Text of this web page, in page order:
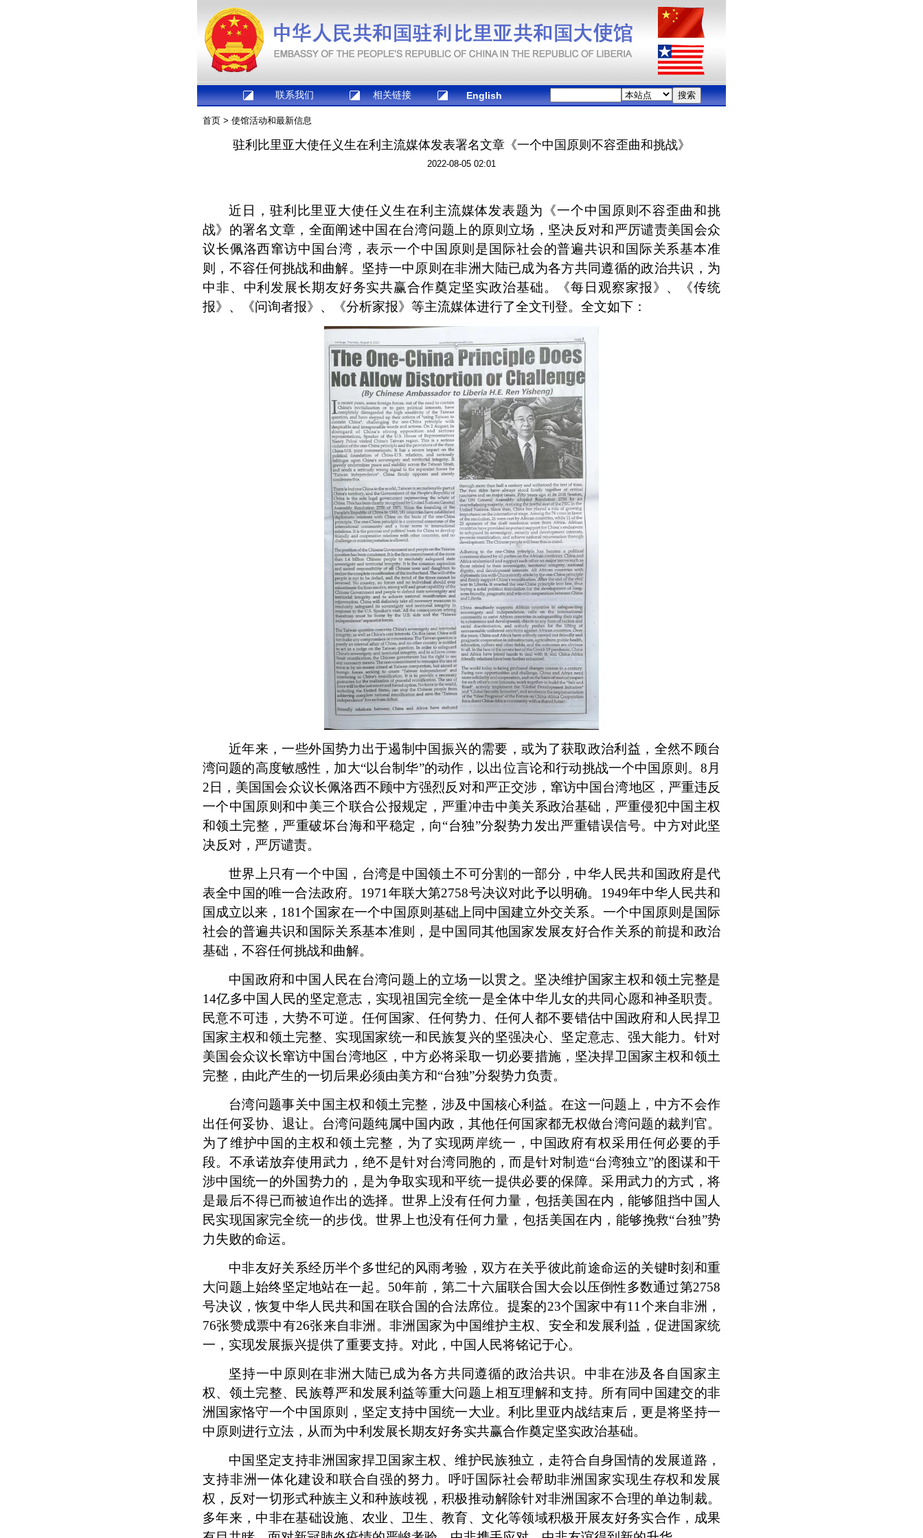
联系我们 相关链接 English
首页 > 使馆活动和最新信息
驻利比里亚大使任义生在利主流媒体发表署名文章《一个中国原则不容歪曲和挑战》
2022-08-05 02:01
近日，驻利比里亚大使任义生在利主流媒体发表题为《一个中国原则不容歪曲和挑
战》的署名文章，全面阐述中国在台湾问题上的原则立场，坚决反对和严厉谴责美国会众
议长佩洛西窜访中国台湾，表示一个中国原则是国际社会的普遍共识和国际关系基本准
则，不容任何挑战和曲解。坚持一中原则在非洲大陆已成为各方共同遵循的政治共识，为
中非、中利发展长期友好务实共赢合作奠定坚实政治基础。《每日观察家报》、《传统
报》、《问询者报》、《分析家报》等主流媒体进行了全文刊登。全文如下：
近年来，一些外国势力出于遏制中国振兴的需要，或为了获取政治利益，全然不顾台
湾问题的高度敏感性，加大“以台制华”的动作，以出位言论和行动挑战一个中国原则。8月
2日，美国国会众议长佩洛西不顾中方强烈反对和严正交涉，窜访中国台湾地区，严重违反
一个中国原则和中美三个联合公报规定，严重冲击中美关系政治基础，严重侵犯中国主权
和领土完整，严重破坏台海和平稳定，向“台独”分裂势力发出严重错误信号。中方对此坚
决反对，严厉谴责。
世界上只有一个中国，台湾是中国领土不可分割的一部分，中华人民共和国政府是代
表全中国的唯一合法政府。 1971年联大第2758号决议对此予以明确。1949年中华人民共和
国成立以来，181个国家在一个中国原则基础上同中国建立外交关系。一个中国原则是国际
社会的普遍共识和国际关系基本准则，是中国同其他国家发展友好合作关系的前提和政治
基础，不容任何挑战和曲解。
中国政府和中国人民在台湾问题上的立场一以贯之。坚决维护国家主权和领土完整是
14亿多中国人民的坚定意志，实现祖国完全统一是全体中华儿女的共同心愿和神圣职责。
民意不可违，大势不可逆。任何国家、任何势力、任何人都不要错估中国政府和人民捍卫
国家主权和领土完整、实现国家统一和民族复兴的坚强决心、坚定意志、强大能力。针对
美国会众议长窜访中国台湾地区，中方必将采取一切必要措施，坚决捍卫国家主权和领土
完整，由此产生的一切后果必须由美方和“台独”分裂势力负责。
台湾问题事关中国主权和领土完整，涉及中国核心利益。在这一问题上，中方不会作
出任何妥协、退让。台湾问题纯属中国内政，其他任何国家都无权做台湾问题的裁判官。
为了维护中国的主权和领土完整，为了实现两岸统一，中国政府有权采用任何必要的手
段。 不承诺放弃使用武力，绝不是针对台湾同胞的，而是针对制造“台湾独立”的图谋和干
涉中国统一的外国势力的，是为争取实现和平统一提供必要的保障。采用武力的方式，将
是最后不得已而被迫作出的选择。世界上没有任何力量，包括美国在内，能够阻挡中国人
民实现国家完全统一的步伐。世界上也没有任何力量，包括美国在内，能够挽救“台独”势
力失败的命运。
中非友好关系经历半个多世纪的风雨考验，双方在关乎彼此前途命运的关键时刻和重
大问题上始终坚定地站在一起。 50年前，第二十六届联合国大会以压倒性多数通过第2758
号决议，恢复中华人民共和国在联合国的合法席位。提案的23个国家中有11个来自非洲，
76张赞成票中有26张来自非洲。非洲国家为中国维护主权、安全和发展利益，促进国家统
一，实现发展振兴提供了重要支持。对此，中国人民将铭记于心。
坚持一中原则在非洲大陆已成为各方共同遵循的政治共识。中非在涉及各自国家主
权、领土完整、民族尊严和发展利益等重大问题上相互理解和支持。所有同中国建交的非
洲国家恪守一个中国原则，坚定支持中国统一大业。利比里亚内战结束后，更是将坚持一
中原则进行立法，从而为中利发展长期友好务实共赢合作奠定坚实政治基础。
中国坚定支持非洲国家捍卫国家主权、维护民族独立，走符合自身国情的发展道路，
支持非洲一体化建设和联合自强的努力。呼吁国际社会帮助非洲国家实现生存权和发展
权，反对一切形式种族主义和种族歧视，积极推动解除针对非洲国家不合理的单边制裁。
多年来，中非在基础设施、农业、卫生、教育、文化等领域积极开展友好务实合作，成果